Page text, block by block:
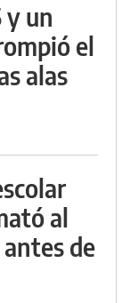
y un
el
alas
al
de